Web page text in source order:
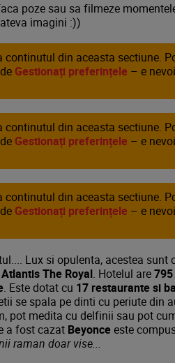
poze sau sa filmeze
imagini :))
din aceasta sectiune.
Gestionați preferințele – e
din aceasta sectiune.
Gestionați preferințele – e
din aceasta sectiune.
Gestionați preferințele – e
Lux si opulenta, acestea sunt
The Royal. Hotelul are
. Este dotat cu 17 restaurante si
se spala pe dinti cu periute din
pot medita cu delfinii sau pot
a fost cazat Beyonceeste
raman doar vise...